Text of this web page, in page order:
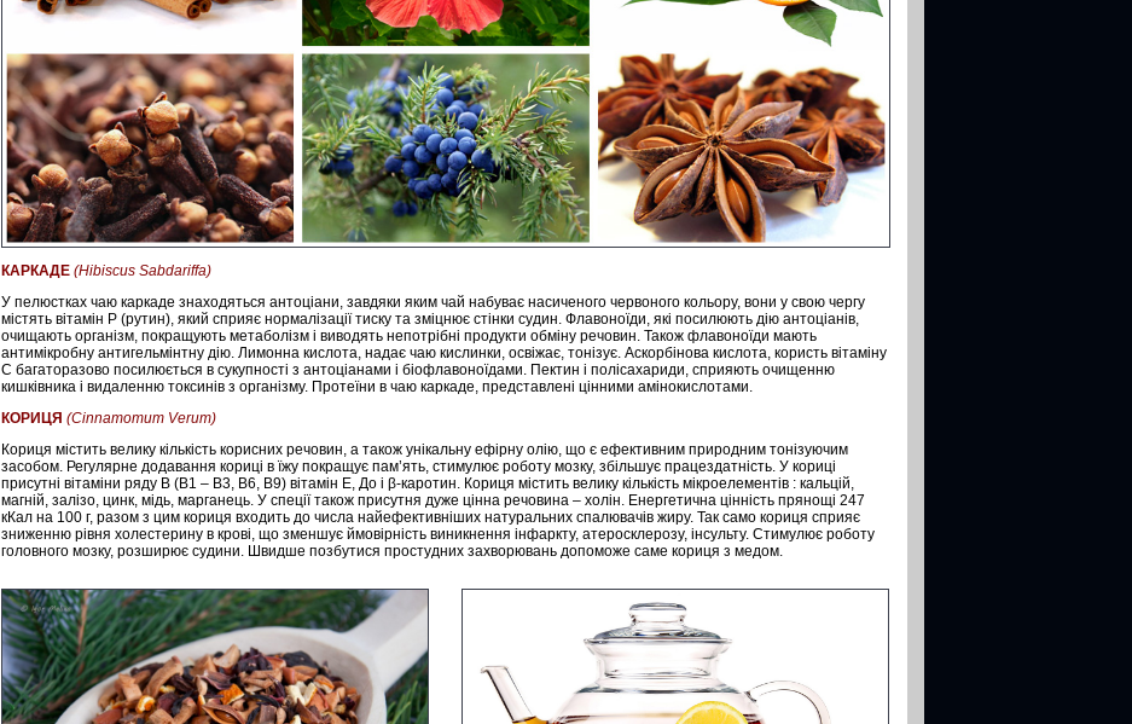
КАРКАДЕ (Hibiscus Sabdariffa)
У пелюстках чаю каркаде знаходяться антоціани, завдяки яким чай набуває насиченого червоного кольору, вони у свою чергу
містять вітамін Р (рутин), який сприяє нормалізації тиску та зміцнює стінки судин. Флавоноїди, які посилюють дію антоціанів,
очищають організм, покращують метаболізм і виводять непотрібні продукти обміну речовин. Також флавоноїди мають
антимікробну антигельмінтну дію. Лимонна кислота, надає чаю кислинки, освіжає, тонізує. Аскорбінова кислота, користь вітаміну
С багаторазово посилюється в сукупності з антоціанами і біофлавоноїдами. Пектин і полісахариди, сприяють очищенню
кишківника і видаленню токсинів з організму. Протеїни в чаю каркаде, представлені цінними амінокислотами.
КОРИЦЯ (Cinnamomum Verum)
Кориця містить велику кількість корисних речовин, а також унікальну ефірну олію, що є ефективним природним тонізуючим
засобом. Регулярне додавання кориці в їжу покращує пам’ять, стимулює роботу мозку, збільшує працездатність. У кориці
присутні вітаміни ряду В (В1 – В3, В6, В9) вітамін Е, До і β-каротин. Кориця містить велику кількість мікроелементів : кальцій,
магній, залізо, цинк, мідь, марганець. У спеції також присутня дуже цінна речовина – холін. Енергетична цінність прянощі 247
кКал на 100 г, разом з цим кориця входить до числа найефективніших натуральних спалювачів жиру. Так само кориця сприяє
зниженню рівня холестерину в крові, що зменшує ймовірність виникнення інфаркту, атеросклерозу, інсульту. Стимулює роботу
головного мозку, розширює судини. Швидше позбутися простудних захворювань допоможе саме кориця з медом.